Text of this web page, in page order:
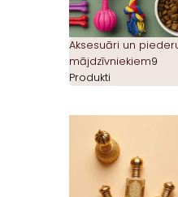
Aksesuāri un
mājdzīvniekiem9
Produkti